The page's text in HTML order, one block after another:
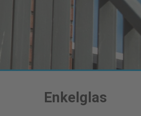
Enkelglas